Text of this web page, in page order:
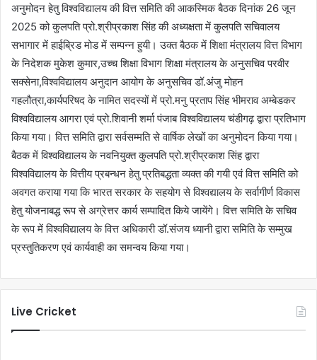
अनुमोदन हेतु विश्वविद्यालय की वित्त समिति की आकस्मिक बैठक दिनांक 26 जून
2025 को कुलपति प्रो.श्रीप्रकाश सिंह की अध्यक्षता में कुलपति सचिवालय
सभागार में हाईब्रिड मोड में सम्पन्न हुयी। उक्त बैठक में शिक्षा मंत्रालय वित्त विभाग
के निदेशक मुकेश कुमार,उच्च शिक्षा विभाग शिक्षा मंत्रालय के अनुसचिव परवीर
सक्सेना,विश्वविद्यालय अनुदान आयोग के अनुसचिव डॉ.अंजु मोहन
गहलौत्रा,कार्यपरिषद के नामित सदस्यों में प्रो.मनु प्रताप सिंह भीमराव अम्बेडकर
विश्वविद्यालय आगरा एवं प्रो.शिवानी शर्मा पंजाब विश्वविद्यालय चंडीगढ़ द्वारा प्रतिभाग
किया गया। वित्त समिति द्वारा सर्वसम्मति से वार्षिक लेखों का अनुमोदन किया गया।
बैठक में विश्वविद्यालय के नवनियुक्त कुलपति प्रो.श्रीप्रकाश सिंह द्वारा
विश्वविद्यालय के वित्तीय प्रबन्धन हेतु प्रतिबद्धता व्यक्त की गयी एवं वित्त समिति को
अवगत कराया गया कि भारत सरकार के सहयोग से विश्वद्यालय के सर्वागीर्ण विकास
हेतु योजनाबद्ध रूप से अग्रेत्तर कार्य सम्पादित किये जायेंगे। वित्त समिति के सचिव
के रूप में विश्वविद्यालय के वित्त अधिकारी डॉ.संजय ध्यानी द्वारा समिति के सम्मुख
प्रस्तुतिकरण एवं कार्यवाही का समन्वय किया गया।
Live Cricket